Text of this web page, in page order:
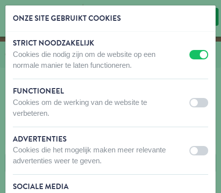
Inhoud overslaan
Taalkeuze overslaan
U bevindt zich hier:
van
Catalogus naar
Hond naar
Verzorging naar
Kammen en borstels
KAMMEN EN BORSTELS
FILTERS
ONZE SITE GEBRUIKT COOKIES
STRICT NOODZAKELIJK
Cookies die nodig zijn om de website op een
normale manier te laten functioneren.
uit aan
FUNCTIONEEL
Cookies om de werking van de website te
verbeteren.
uit aan
ADVERTENTIES
Cookies die het mogelijk maken meer relevante
advertenties weer te geven.
uit aan
SOCIALE MEDIA